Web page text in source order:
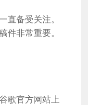
直备受关注。
件非常重要。
歌官方网站上